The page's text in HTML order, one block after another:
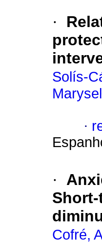
·
Solís-
·
·
Cofré,